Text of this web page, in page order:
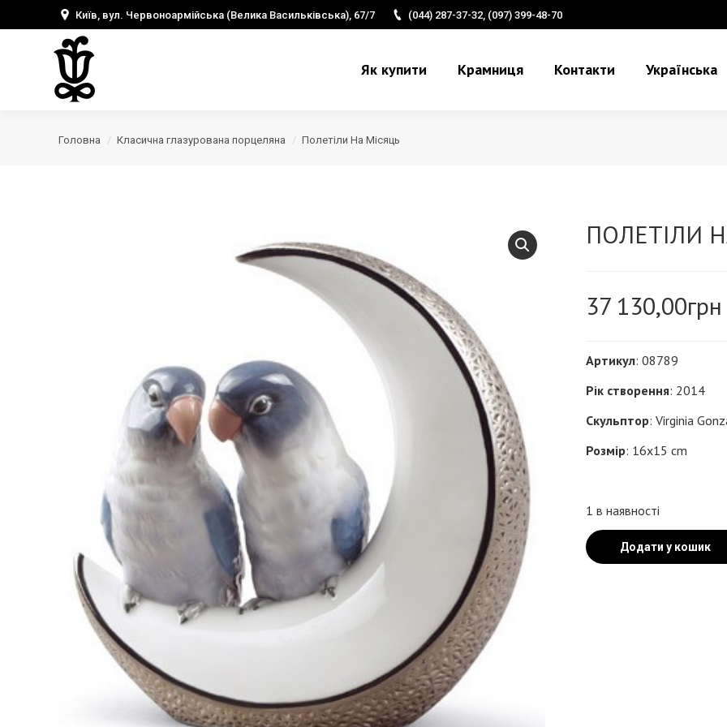
Київ, вул. Червоноармійська (Велика Васильківська), 67/7 (044) 287-37-32, (097) 399-48-70
Як купити Крамниця Контакти Українська
Головна Класична глазурована порцеляна Полетіли На Місяць
ПОЛЕТІЛИ
37 130,00грн
Артикул: 08789
Рік створення: 2014
Скульптор: Virginia
Розмір: 16x15 cm
1 в наявності
Додати у кошик